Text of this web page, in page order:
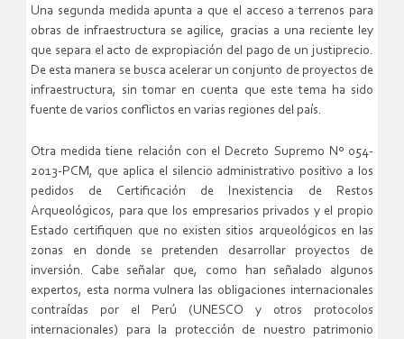
Una segunda medida apunta a que el acceso a terrenos para
obras de infraestructura se agilice, gracias a una reciente ley
que separa el acto de expropiación del pago de un justiprecio.
De esta manera se busca acelerar un conjunto de proyectos de
infraestructura, sin tomar en cuenta que este tema ha sido
fuente de varios conflictos en varias regiones del país.
Otra medida tiene relación con el Decreto Supremo Nº 054-
2013-PCM, que aplica el silencio administrativo positivo a los
pedidos de Certificación de Inexistencia de Restos
Arqueológicos, para que los empresarios privados y el propio
Estado certifiquen que no existen sitios arqueológicos en las
zonas en donde se pretenden desarrollar proyectos de
inversión. Cabe señalar que, como han señalado algunos
expertos, esta norma vulnera las obligaciones internacionales
contraídas por el Perú (UNESCO y otros protocolos
internacionales) para la protección de nuestro patrimonio